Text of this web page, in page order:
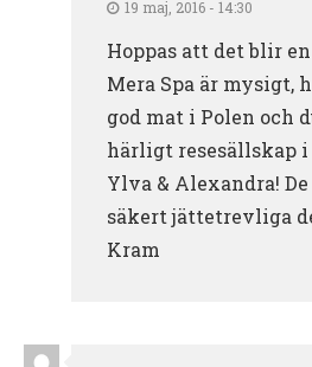
19 maj, 2016 - 14:30
Hoppas att det blir
Mera Spa är mysigt,
god mat i Polen och
härligt resesällskap
Ylva & Alexandra!
säkert jättetrevliga
Kram